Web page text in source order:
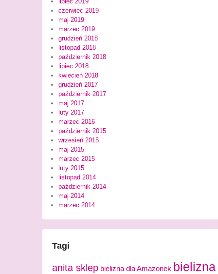
czerwiec 2019
maj 2019
marzec 2019
grudzień 2018
listopad 2018
październik 2018
lipiec 2018
kwiecień 2018
grudzień 2017
październik 2017
maj 2017
luty 2017
marzec 2016
październik 2015
wrzesień 2015
maj 2015
marzec 2015
luty 2015
listopad 2014
październik 2014
maj 2014
marzec 2014
Tagi
anita sklep bielizna dla Amazonek bielizna